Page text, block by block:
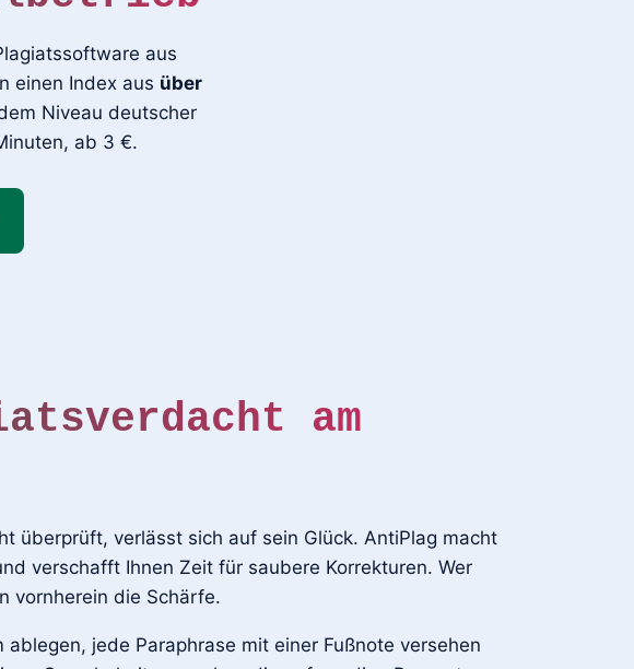
aus
einen Index aus über
Niveau deutscher
ab 3 €.
am
überprüft, verlässt sich auf sein Glück. AntiPlag macht
verschafft Ihnen Zeit für saubere Korrekturen. Wer
vornherein die Schärfe.
jede Paraphrase mit einer Fußnote versehen